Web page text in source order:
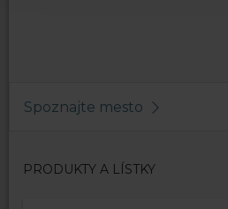
Spoznajte mesto
PRODUKTY A LÍSTKY